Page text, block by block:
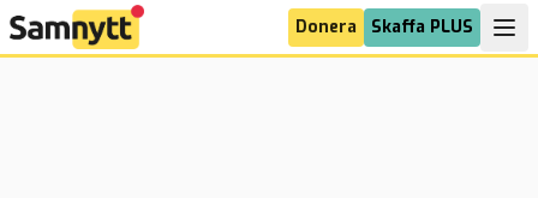
Donera Skaffa PLUS